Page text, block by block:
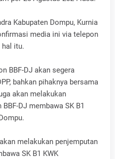
Kabupaten Dompu, Kurnia
media ini via telepon
hal itu.
BBF-DJ akan segera
bahkan pihaknya bersama
akan melakukan
DJ membawa SK B1
melakukan penjemputan
SK B1 KWK